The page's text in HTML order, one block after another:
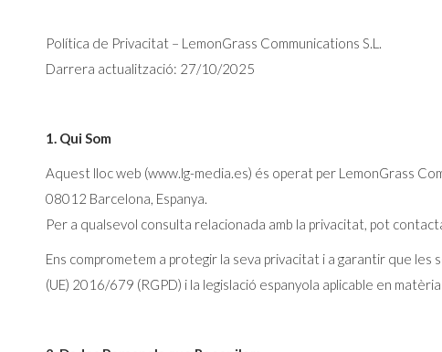
Política de Privacitat – LemonGrass Communications S.L.
Darrera actualització: 27/10/2025
1. Qui Som
Aquest lloc web (www.lg-media.es) és operat per LemonGrass
08012 Barcelona, Espanya.
Per a qualsevol consulta relacionada amb la privacitat, pot
Ens comprometem a protegir la seva privacitat i a garantir que
(UE) 2016/679 (RGPD) i la legislació espanyola aplicable en